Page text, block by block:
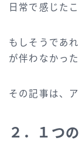
日常で感じた
もしそうであ
が伴わなかっ
その記事は、
２．１つ